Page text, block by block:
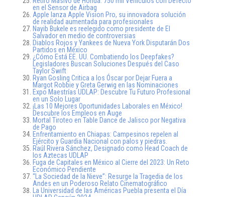
en el Sensor de Airbag
Apple lanza Apple Vision Pro, su innovadora solución
de realidad aumentada para profesionales
Nayib Bukele es reelegido como presidente de El
Salvador en medio de controversias
Diablos Rojos y Yankees de Nueva York Disputarán Dos
Partidos en México
¿Cómo Está EE. UU. Combatiendo los Deepfakes?
Legisladores Buscan Soluciones Después del Caso
Taylor Swift
Ryan Gosling Critica a los Óscar por Dejar Fuera a
Margot Robbie y Greta Gerwig en las Nominaciones
Expo Maestrías UDLAP: Descubre Tu Futuro Profesional
en un Solo Lugar
¡Las 10 Mejores Oportunidades Laborales en México!
Descubre los Empleos en Auge
Mortal Tiroteo en Table Dance de Jalisco por Negativa
de Pago
Enfrentamiento en Chiapas: Campesinos repelen al
Ejército y Guardia Nacional con palos y piedras.
Raúl Rivera Sánchez, Designado como Head Coach de
los Aztecas UDLAP
Fuga de Capitales en México al Cierre del 2023: Un Reto
Económico Pendiente
“La Sociedad de la Nieve”: Resurge la Tragedia de los
Andes en un Poderoso Relato Cinematográfico
La Universidad de las Américas Puebla presenta el Día